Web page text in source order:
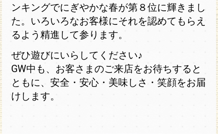
ンキングでにぎやかな春が第８位に輝きまし
た。いろいろなお客様にそれを認めてもらえ
るよう精進して参ります。
ぜひ遊びにいらしてください♪
GW中も、お客さまのご来店をお待ちすると
ともに、安全・安心・美味しさ・笑顔をお届
けします。